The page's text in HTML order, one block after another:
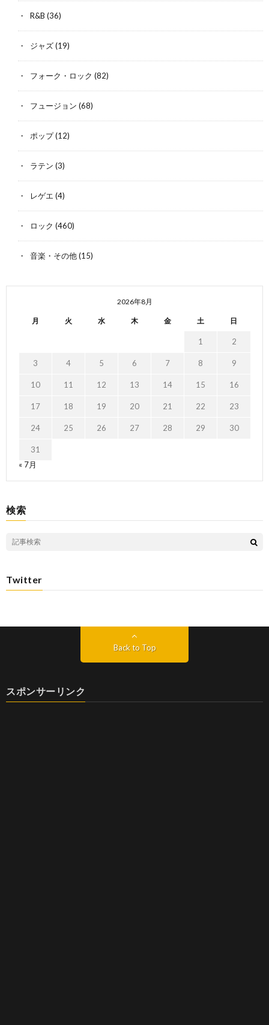
R&B (36)
ジャズ(19)
フォーク・ロック (82)
フュージョン (68)
ポップ(12)
ラテン (3)
レゲエ (4)
ロック (460)
音楽・その他(15)
2026年8月
月 火 水 木 金 土 日
1 2
3 4 5 6 7 8 9
10 11 12 13 14 15 16
17 18 19 20 21 22 23
24 25 26 27 28 29 30
31
« 7月
検索
Twitter
Back to Top
スポンサーリンク